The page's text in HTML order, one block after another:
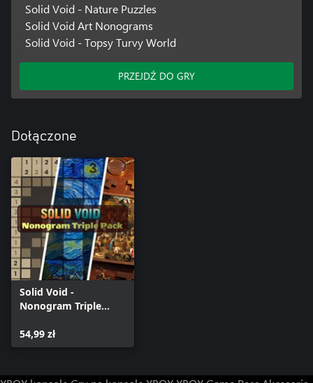
Solid Void - Nature Puzzles
Solid Void Art Nonograms
Solid Void - Topsy Turvy World
PRZEJDŹ DO GRY
Dołączone
Solid Void -
Nonogram Triple
54,99 zł